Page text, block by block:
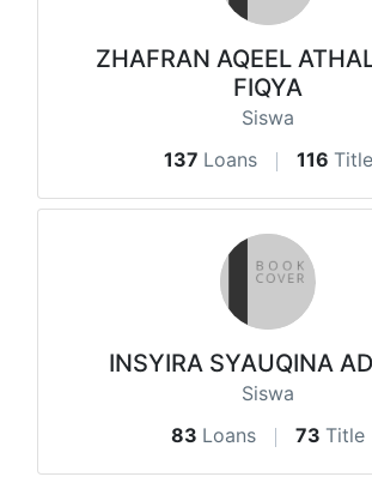
ZHAFRAN AQEEL
FIQYA
Siswa
137 Loans 116 Title
INSYIRA SYAUQINA
Siswa
83 Loans 73 Title